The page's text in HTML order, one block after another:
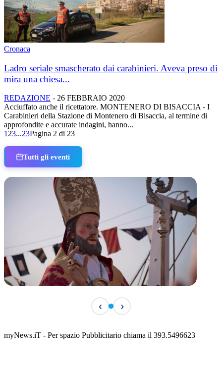
Cronaca
Ladro seriale smascherato dai carabinieri. Aveva preso di
mira una chiesa...
REDAZIONE - 26 FEBBRAIO 2020
Acciuffato anche il ricettatore. MONTENERO DI BISACCIA - I
Carabinieri della Stazione di Montenero di Bisaccia, al termine di
approfondite e accurate indagini, hanno...
1 23...23Pagina 2 di 23
Tutti gli eventi
San Basso 2026 - il programma delle feste
‹ ›
myNews.iT - Per spazio Pubblicitario chiama il 393.5496623